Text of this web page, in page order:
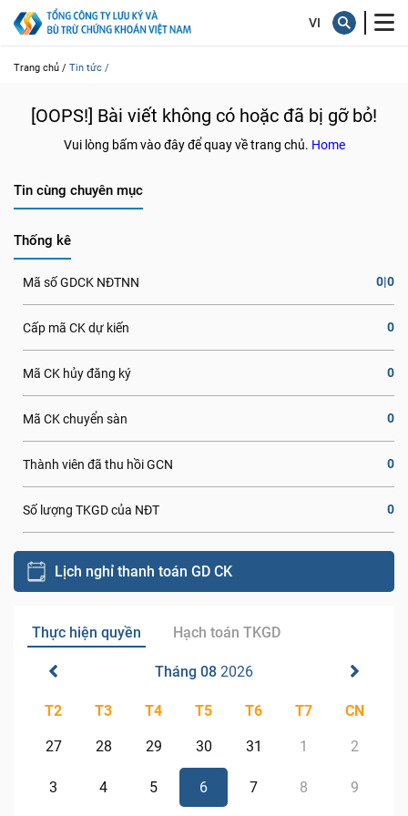
Trang chủ / Tin tức /
[OOPS!] Bài viết không có hoặc đã bị gỡ bỏ!
Vui lòng bấm vào đây để quay về trang chủ. Home
Tin cùng chuyên mục
Thống kê
Mã số GDCK NĐTNN 0|0
Cấp mã CK dự kiến 0
Mã CK hủy đăng ký 0
Mã CK chuyển sàn 0
Thành viên đã thu hồi GCN 0
Số lượng TKGD của NĐT 0
Lịch nghỉ thanh toán GD CK
Thực hiện quyền Hạch toán TKGD
Tháng 082026
T2 T3 T4 T5 T6 T7 CN
27 28 29 30 31 1 2
3 4 5 6 7 8 9